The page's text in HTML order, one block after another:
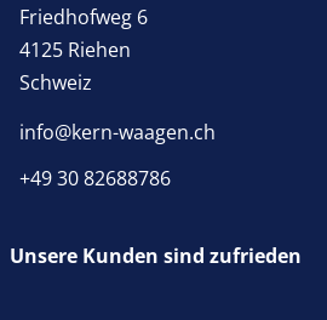
Friedhofweg 6
4125 Riehen
Schweiz
info@kern-waagen.ch
+49 30 82688786
Unsere Kunden sind zufrieden